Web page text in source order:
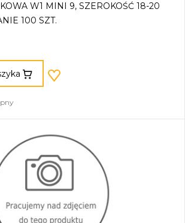
W1 MINI 9, SZEROKOŚĆ 18-20
100 SZT.